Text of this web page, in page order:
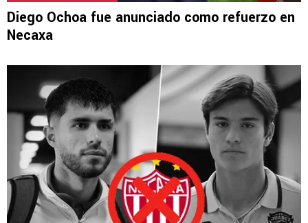
Diego Ochoa fue anunciado como refuerzo en
Necaxa